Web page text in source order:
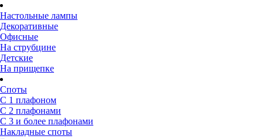
Настольные лампы
Декоративные
Офисные
На струбцине
Детские
На прищепке
Споты
С 1 плафоном
С 2 плафонами
С 3 и более плафонами
Накладные споты